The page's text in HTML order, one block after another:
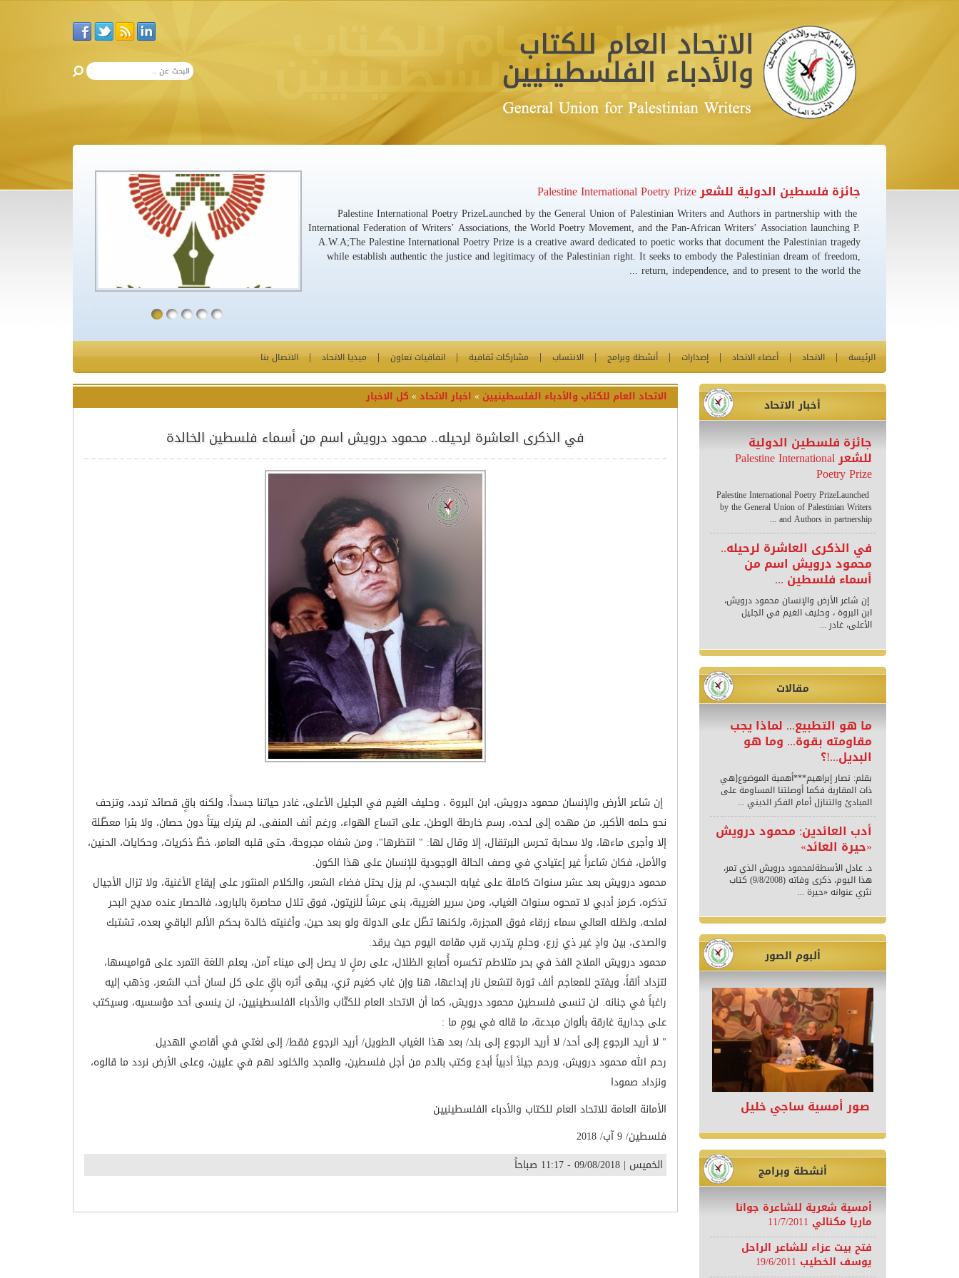
جائزة فلسطين الدولية للشعر Palestine International Poetry Prize
Palestine International Poetry PrizeLaunched by the General Union of Palestinian Writers and Authors in partnership with the
International Federation of Writers’ Associations, the World Poetry Movement, and the Pan-African Writers’ Association launching P.
A.W.A;The Palestine International Poetry Prize is a creative award dedicated to poetic works that document the Palestinian tragedy
while establish authentic the justice and legitimacy of the Palestinian right. It seeks to embody the Palestinian dream of freedom,
return, independence, and to present to the world the ...
الرئيسة الاتحاد أعضاء الاتحاد إصدارات أنشطة وبرامج الانتساب مشاركات ثقافية اتفاقيات تعاون ميديا الاتحاد الاتصال بنا
أخبار الاتحاد
جائزة فلسطين الدولية
للشعر Palestine International
Poetry Prize
Palestine International Poetry PrizeLaunched
by the General Union of Palestinian Writers
and Authors in partnership ...
في الذكرى العاشرة لرحيله..
محمود درويش اسم من
أسماء فلسطين ...
إن شاعر الأرض والإنسان محمود درويش،
ابن البروة ، وحليف الغيم في الجليل
الأعلى، غادر ...
مقالات
ما هو التطبيع... لماذا يجب
مقاومته بقوة... وما هو
البديل...!؟
بقلم: نصار إبراهيم***أهمية الموضوع[هي
ذات المقاربة فكما أوصلتنا المساومة على
المبادئ والتنازل أمام الفكر الديني ...
أدب العائدين: محمود درويش
«حيرة العائد»
د. عادل الأسطةلمحمود درويش الذي تمر،
هذا اليوم، ذكرى وفاته (9/8/2008) كتاب
نثري عنوانه «حيرة ...
ألبوم الصور
صور أمسية ساجي خليل
أنشطة وبرامج
أمسية شعرية للشاعرة جوانا
ماريا مكنالي 11/7/2011
فتح بيت عزاء للشاعر الراحل
يوسف الخطيب 19/6/2011
الاتحاد العام للكتاب والأدباء الفلسطينيين » اخبار الاتحاد » كل الاخبار
في الذكرى العاشرة لرحيله.. محمود درويش اسم من أسماء فلسطين الخالدة
إن شاعر الأرض والإنسان محمود درويش، ابن البروة ، وحليف الغيم في الجليل الأعلى، غادر حياتنا جسداً، ولكنه باقٍ قصائد تردد، وتزحف
نحو حلمه الأكبر، من مهده إلى لحده، رسم خارطة الوطن، على اتساع الهواء، ورغم أنف المنفى، لم يترك بيتاً دون حصان، ولا بئرا معطّلة
إلا وأجرى ماءها، ولا سحابة تحرس البرتقال، إلا وقال لها: " انتظرها"، ومن شفاه مجروحة، حتى قلبه العامر، خطّ ذكريات، وحكايات، الحنين،
والأمل، فكان شاعراً غير إعتيادي في وصف الحالة الوجودية للإنسان على هذا الكون.
محمود درويش بعد عشر سنوات كاملة على غيابه الجسدي، لم يزل يحتل فضاء الشعر، والكلام المنثور على إيقاع الأغنية، ولا تزال الأجيال
تذكره، كرمز أدبي لا تمحوه سنوات الغياب، ومن سرير الغريبة، بنى عرشاً للزيتون، فوق تلال محاصرة بالبارود، فالحصار عنده مديح البحر
لملحه، ولظله العالي سماء زرقاء فوق المجزرة، ولكنها تطّل على الدولة ولو بعد حين، وأغنيته خالدة بحكم الألم الباقي بعده، تشتبك
والصدى، بين وادٍ غير ذي زرع، وحلمٍ يتدرب قرب مقامه اليوم حيث يرقد.
محمود درويش الملاح الفذ في بحر متلاطم تكسره أًصابع الظلال، على رملٍ لا يصل إلى ميناء آمن، يعلم اللغة التمرد على قواميسها،
لتزداد ألقاً، ويفتح للمعاجم ألف ثورة لتشعل نار إبداعها، هنا وإن غاب كغيم ثري، يبقى أثره باقٍ على كل لسان أحب الشعر، وذهب إليه
راغباً في جنانه. لن تنسى فلسطين محمود درويش، كما أن الاتحاد العام للكتّاب والأدباء الفلسطينيين، لن ينسى أحد مؤسسيه، وسيكتب
على جدارية غارقة بألوان مبدعة، ما قاله في يومٍ ما :
" لا أريد الرجوع إلى أحد/ لا أريد الرجوع إلى بلد/ بعد هذا الغياب الطويل/ أريد الرجوع فقط/ إلى لغتي في أقاصي الهديل.
رحم الله محمود درويش، ورحم جيلاً أدبياً أبدع وكتب بالدم من أجل فلسطين، والمجد والخلود لهم في عليين، وعلى الأرض نردد ما قالوه،
ونزداد صمودا
الأمانة العامة للاتحاد العام للكتاب والأدباء الفلسطينيين
فلسطين/ 9 آب/ 2018
الخميس | 09/08/2018 - 11:17 صباحاً